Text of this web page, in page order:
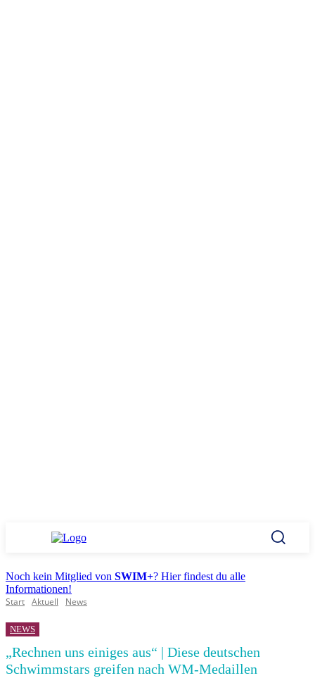
Noch kein Mitglied von SWIM+? Hier findest du alle
Informationen!
Start Aktuell News
NEWS
„Rechnen uns einiges aus“ | Diese deutschen
Schwimmstars greifen nach WM-Medaillen